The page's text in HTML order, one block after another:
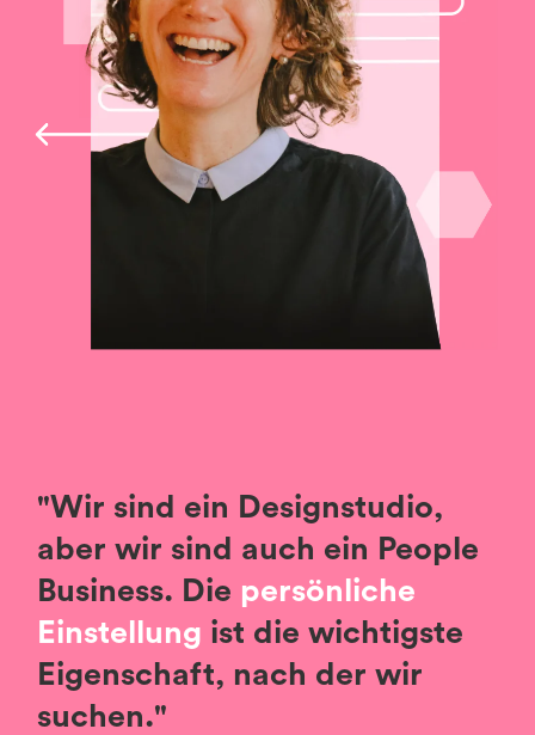
"Wir sind ein Designstudio,
aber wir sind auch ein People
Business. Die persönliche
Einstellung ist die wichtigste
Eigenschaft, nach der wir
suchen."